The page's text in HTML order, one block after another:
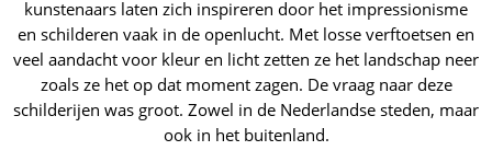
kunstenaars laten zich inspireren door het impressionisme
en schilderen vaak in de openlucht. Met losse verftoetsen en
veel aandacht voor kleur en licht zetten ze het landschap neer
zoals ze het op dat moment zagen. De vraag naar deze
schilderijen was groot. Zowel in de Nederlandse steden, maar
ook in het buitenland.